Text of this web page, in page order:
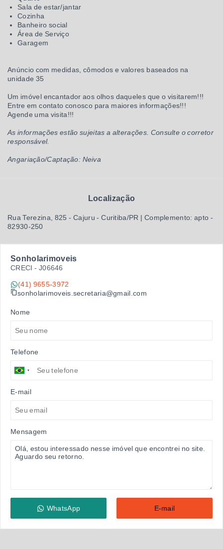
Sala de estar/jantar
Cozinha
Banheiro social
Área de Serviço
Garagem
Anúncio com medidas, cômodos e valores baseados na
unidade 35
Um imóvel encantador aos olhos daqueles que o visitarem!!!
Entre em contato conosco para maiores informações!!!
Agende uma visita!!!
As informações estão sujeitas a alterações. Consulte o corretor
responsável.
Angariação/Captação: Neiva
Localização
Rua Terezina, 825 - Cajuru - Curitiba/PR | Complemento: apto -
82930-250
Sonholarimoveis
CRECI - J06646
(41) 9655-3972
sonholarimoveis.secretaria@gmail.com
Nome
Telefone
E-mail
Mensagem
WhatsApp E-mail